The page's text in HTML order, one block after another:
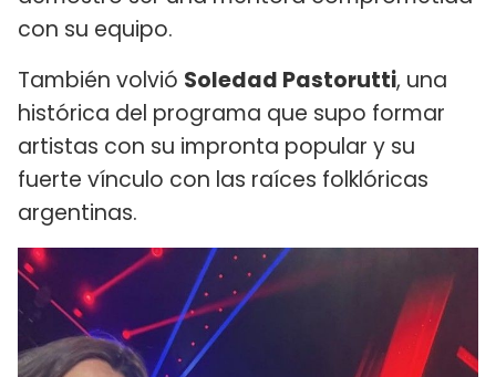
con su equipo.
También volvió Soledad Pastorutti, una
histórica del programa que supo formar
artistas con su impronta popular y su
fuerte vínculo con las raíces folklóricas
argentinas.